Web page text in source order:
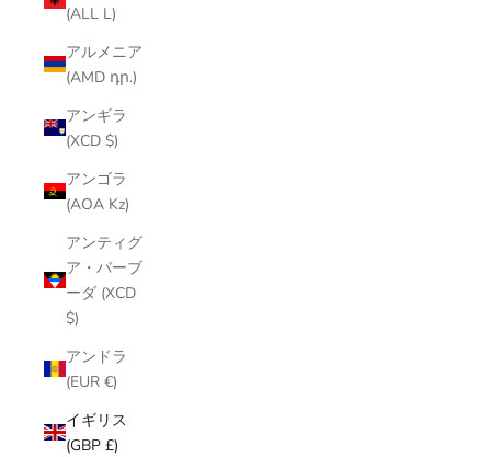
(ALL L)
アルメニア
(AMD դր.)
アンギラ
(XCD $)
アンゴラ
(AOA Kz)
アンティグ
ア・バーブ
ーダ (XCD
$)
アンドラ
(EUR €)
イギリス
(GBP £)